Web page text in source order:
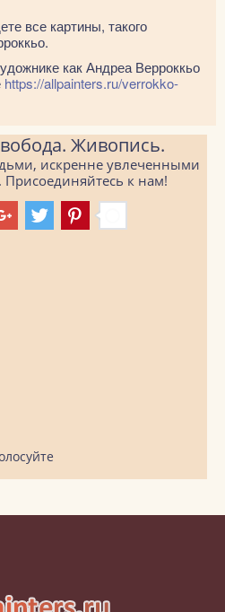
все картины, такого
как Андреа Верроккьо
https://allpainters.ru/verrokko-
Живопись.
искренне увлеченными
Присоединяйтесь к нам!